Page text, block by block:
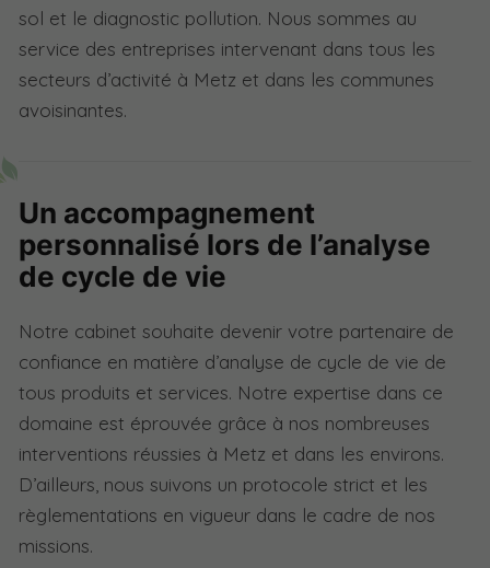
sol et le diagnostic pollution. Nous sommes au
service des entreprises intervenant dans tous les
secteurs d’activité à Metz et dans les communes
avoisinantes.
Un accompagnement
personnalisé lors de l’analyse
de cycle de vie
Notre cabinet souhaite devenir votre partenaire de
confiance en matière d’analyse de cycle de vie de
tous produits et services. Notre expertise dans ce
domaine est éprouvée grâce à nos nombreuses
interventions réussies à Metz et dans les environs.
D’ailleurs, nous suivons un protocole strict et les
règlementations en vigueur dans le cadre de nos
missions.